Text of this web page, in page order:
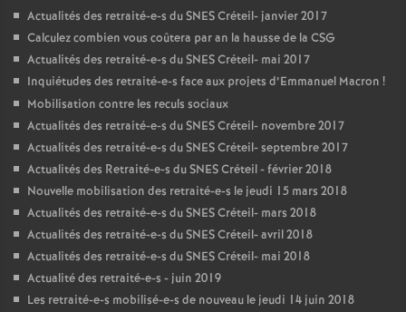
Actualités des retraité-e-s duSNESCréteil- janvier 2017
Calculez combien vous coûtera par an la hausse de la CSG
Actualités des retraité-e-s duSNESCréteil- mai 2017
Inquiétudes des retraité-e-s face aux projets d’Emmanuel Macron !
Mobilisation contre les reculs sociaux
Actualités des retraité-e-s duSNESCréteil- novembre 2017
Actualités des retraité-e-s duSNESCréteil- septembre 2017
Actualités des Retraité-e-s duSNESCréteil - février 2018
Nouvelle mobilisation des retraité-e-s le jeudi 15 mars 2018
Actualités des retraité-e-s duSNESCréteil- mars 2018
Actualités des retraité-e-s duSNESCréteil- avril 2018
Actualités des retraité-e-s duSNESCréteil- mai 2018
Actualité des retraité-e-s - juin 2019
Les retraité-e-s mobilisé-e-s de nouveau le jeudi 14 juin 2018